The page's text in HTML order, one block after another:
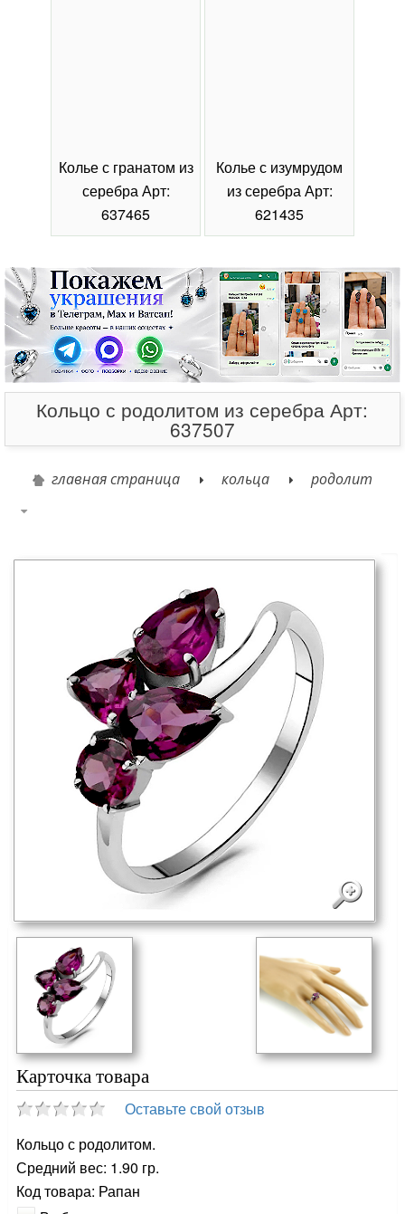
Колье с гранатом из
серебра Арт:
637465
Колье с изумрудом
из серебра Арт:
621435
Кольцо с родолитом из серебра Арт:
637507
главная страница кольца родолит
Карточка товара
Оставьте свой отзыв
Кольцо с родолитом.
Средний вес: 1.90 гр.
Код товара: Рапан